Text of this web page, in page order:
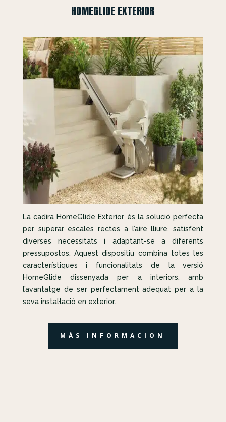
HOMEGLIDE EXTERIOR
La cadira HomeGlide Exterior és la solució perfecta
per superar escales rectes a l’aire lliure, satisfent
diverses necessitats i adaptant-se a diferents
pressupostos. Aquest dispositiu combina totes les
característiques i funcionalitats de la versió
HomeGlide dissenyada per a interiors, amb
l’avantatge de ser perfectament adequat per a la
seva instal·lació en exterior.
MÁS INFORMACION